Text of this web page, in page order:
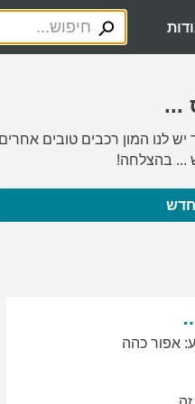
...
לנו המון רכבים טובים
... בהצלחה!
חדש
: אפור כהה